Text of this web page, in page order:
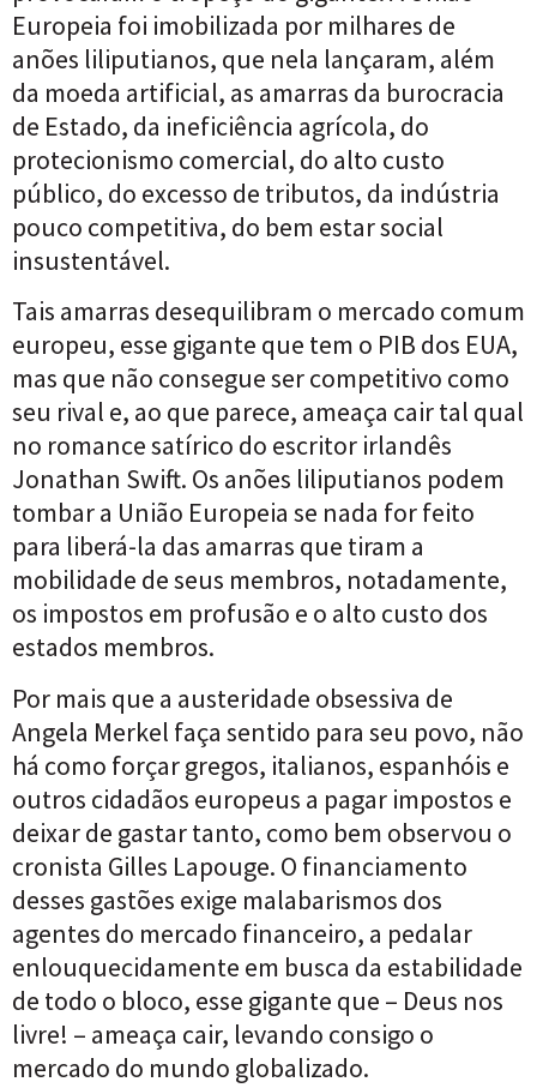
Europeia foi imobilizada por milhares de
anões liliputianos, que nela lançaram, além
da moeda artificial, as amarras da burocracia
de Estado, da ineficiência agrícola, do
protecionismo comercial, do alto custo
público, do excesso de tributos, da indústria
pouco competitiva, do bem estar social
insustentável.
Tais amarras desequilibram o mercado comum
europeu, esse gigante que tem o PIB dos EUA,
mas que não consegue ser competitivo como
seu rival e, ao que parece, ameaça cair tal qual
no romance satírico do escritor irlandês
Jonathan Swift. Os anões liliputianos podem
tombar a União Europeia se nada for feito
para liberá-la das amarras que tiram a
mobilidade de seus membros, notadamente,
os impostos em profusão e o alto custo dos
estados membros.
Por mais que a austeridade obsessiva de
Angela Merkel faça sentido para seu povo, não
há como forçar gregos, italianos, espanhóis e
outros cidadãos europeus a pagar impostos e
deixar de gastar tanto, como bem observou o
cronista Gilles Lapouge. O financiamento
desses gastões exige malabarismos dos
agentes do mercado financeiro, a pedalar
enlouquecidamente em busca da estabilidade
de todo o bloco, esse gigante que – Deus nos
livre! – ameaça cair, levando consigo o
mercado do mundo globalizado.